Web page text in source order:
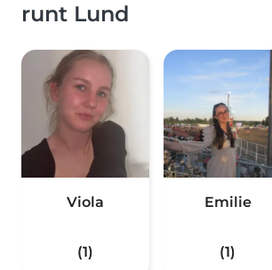
runt Lund
Viola
(1)
Emilie
(1)